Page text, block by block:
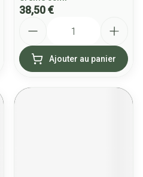
38,50 €
Ajouter au panier